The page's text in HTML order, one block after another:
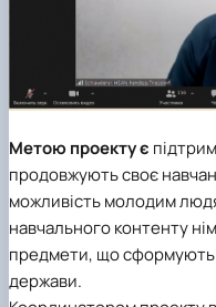
Метою проекту є
продовжують своє
можливість молодим
навчального контенту
предмети, що сформують
держави.